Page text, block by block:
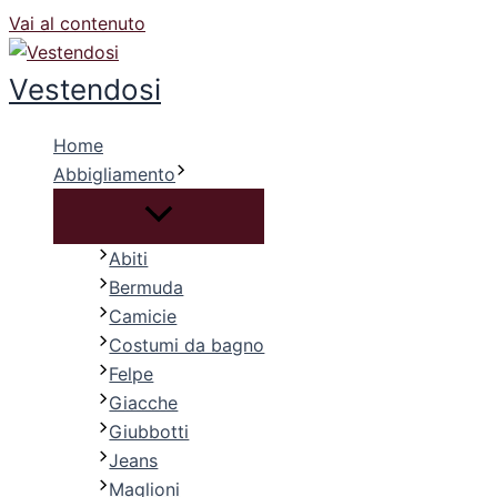
Vai al contenuto
Vestendosi
Home
Abbigliamento
Abiti
Bermuda
Camicie
Costumi da bagno
Felpe
Giacche
Giubbotti
Jeans
Maglioni